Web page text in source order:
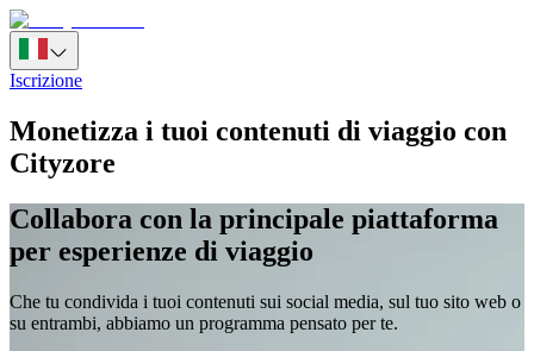
Iscrizione
Monetizza i tuoi contenuti di viaggio con
Cityzore
Collabora con la principale piattaforma
per esperienze di viaggio
Che tu condivida i tuoi contenuti sui social media, sul tuo sito web o
su entrambi, abbiamo un programma pensato per te.